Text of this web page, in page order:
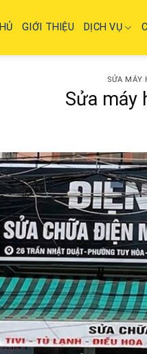
GIỚI THIỆU DỊCH VỤ
SỬA MÁY
Sửa máy